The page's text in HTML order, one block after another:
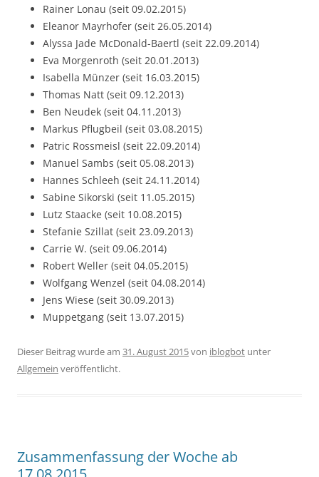
Rainer Lonau (seit 09.02.2015)
Eleanor Mayrhofer (seit 26.05.2014)
Alyssa Jade McDonald-Baertl (seit 22.09.2014)
Eva Morgenroth (seit 20.01.2013)
Isabella Münzer (seit 16.03.2015)
Thomas Natt (seit 09.12.2013)
Ben Neudek (seit 04.11.2013)
Markus Pflugbeil (seit 03.08.2015)
Patric Rossmeisl (seit 22.09.2014)
Manuel Sambs (seit 05.08.2013)
Hannes Schleeh (seit 24.11.2014)
Sabine Sikorski (seit 11.05.2015)
Lutz Staacke (seit 10.08.2015)
Stefanie Szillat (seit 23.09.2013)
Carrie W. (seit 09.06.2014)
Robert Weller (seit 04.05.2015)
Wolfgang Wenzel (seit 04.08.2014)
Jens Wiese (seit 30.09.2013)
Muppetgang (seit 13.07.2015)
Dieser Beitrag wurde am 31. August 2015von iblogbot unter
Allgemein veröffentlicht.
Zusammenfassung der Woche ab